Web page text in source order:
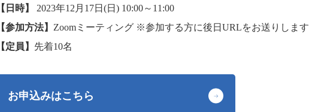
【日時】
2023年12月17日(日) 10:00～11:00
【参加方法】 Zoomミーティング ※参加する方に後日URLをお送りします
【定員】 先着10名
お申込みはこちら